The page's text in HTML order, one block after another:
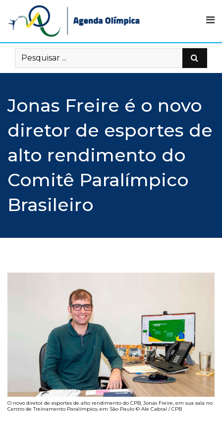
content
Jonas Freire é o novo
diretor de esportes de
alto rendimento do
Comitê Paralímpico
Brasileiro
O novo diretor de esportes de alto rendimento do CPB, Jonas Freire, em sua sala no
Centro de Treinamento Paralímpico, em São Paulo © Ale Cabral / CPB